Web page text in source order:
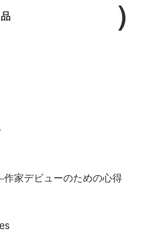
家デビューのための心得